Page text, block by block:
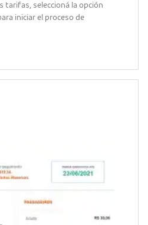
tarifas, seleccioná la opción
iniciar el proceso de